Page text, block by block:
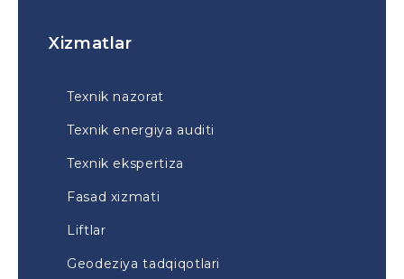
Xizmatlar
Texnik nazorat
Texnik energiya auditi
Texnik ekspertiza
Fasad xizmati
Liftlar
Geodeziya tadqiqotlari